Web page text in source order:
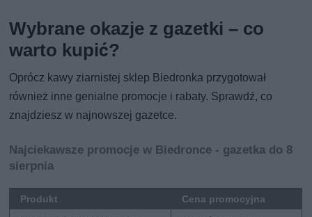
Wybrane okazje z gazetki – co
warto kupić?
Oprócz kawy ziarnistej sklep Biedronka przygotował
również inne genialne promocje i rabaty. Sprawdź, co
znajdziesz w najnowszej gazetce.
Najciekawsze promocje w Biedronce - gazetka do 8
sierpnia
Produkt
Cena promocyjna